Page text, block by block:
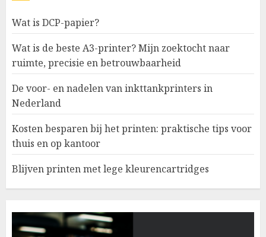
Wat is DCP-papier?
Wat is de beste A3-printer? Mijn zoektocht naar
ruimte, precisie en betrouwbaarheid
De voor- en nadelen van inkttankprinters in
Nederland
Kosten besparen bij het printen: praktische tips voor
thuis en op kantoor
Blijven printen met lege kleurencartridges